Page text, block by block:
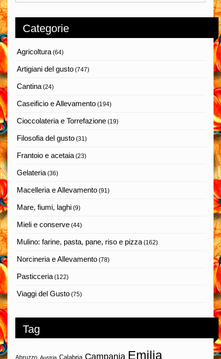
Categorie
Agricoltura(64)
Artigiani del gusto (747)
Cantina(24)
Caseificio e Allevamento (194)
Cioccolateria e Torrefazione (19)
Filosofia del gusto (31)
Frantoio e acetaia(23)
Gelateria(36)
Macelleria e Allevamento (91)
Mare, fiumi, laghi (9)
Mieli e conserve (44)
Mulino: farine, pasta, pane, riso e pizza(162)
Norcineria e Allevamento (78)
Pasticceria(122)
Viaggi del Gusto (75)
Tag
Austria Calabria Campania Emilia